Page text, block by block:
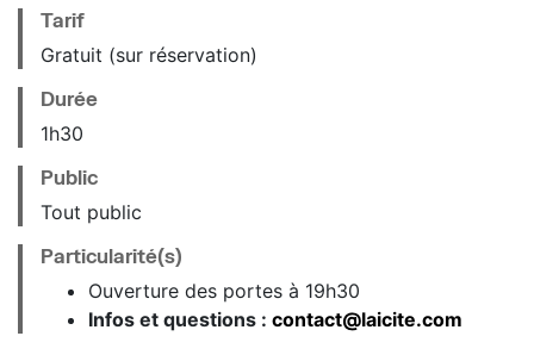
Tarif
Gratuit (sur réservation)
Durée
1h30
Public
Tout public
Particularité(s)
Ouverture des portes à 19h30
Infos et questions : contact@laicite.com